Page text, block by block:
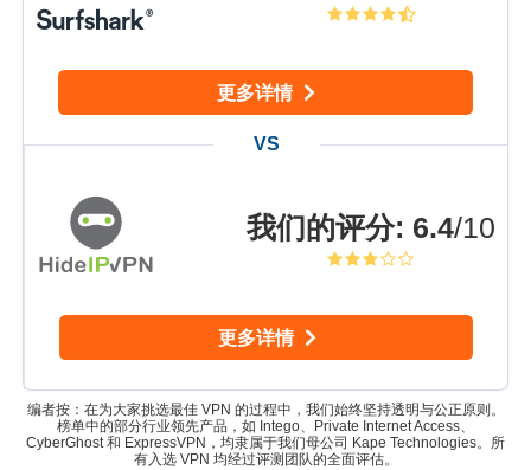
更多详情
我们的评分: 6.4/10
更多详情
编者按：在为大家挑选最佳 VPN 的过程中，我们始终坚持透明与公正原则。
榜单中的部分行业领先产品，如 Intego、Private Internet Access、
CyberGhost 和 ExpressVPN，均隶属于我们母公司 Kape Technologies。所
有入选 VPN 均经过评测团队的全面评估。